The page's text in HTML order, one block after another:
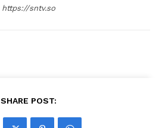
https://sntv.so
SHARE POST: